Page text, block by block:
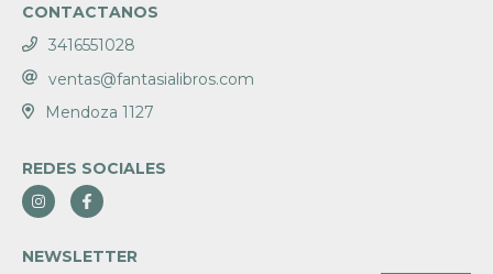
CONTACTANOS
3416551028
ventas@fantasialibros.com
Mendoza 1127
REDES SOCIALES
NEWSLETTER